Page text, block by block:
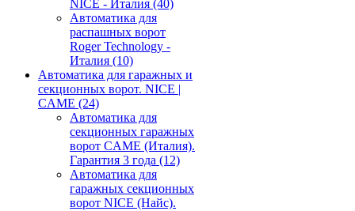
NICE - Италия (40)
Автоматика для
распашных ворот
Roger Technology -
Италия (10)
Автоматика для гаражных и
секционных ворот. NICE |
CAME (24)
Автоматика для
секционных гаражных
ворот CAME (Италия).
Гарантия 3 года (12)
Автоматика для
гаражных секционных
ворот NICE (Найс).